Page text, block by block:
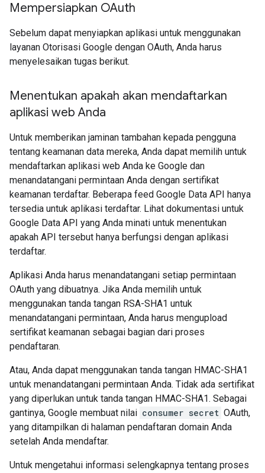
Mempersiapkan OAuth
Sebelum dapat menyiapkan aplikasi untuk menggunakan
layanan Otorisasi Google dengan OAuth, Anda harus
menyelesaikan tugas berikut.
Menentukan apakah akan mendaftarkan
aplikasi web Anda
Untuk memberikan jaminan tambahan kepada pengguna
tentang keamanan data mereka, Anda dapat memilih untuk
mendaftarkan aplikasi web Anda ke Google dan
menandatangani permintaan Anda dengan sertifikat
keamanan terdaftar. Beberapa feed Google Data API hanya
tersedia untuk aplikasi terdaftar. Lihat dokumentasi untuk
Google Data API yang Anda minati untuk menentukan
apakah API tersebut hanya berfungsi dengan aplikasi
terdaftar.
Aplikasi Anda harus menandatangani setiap permintaan
OAuth yang dibuatnya. Jika Anda memilih untuk
menggunakan tanda tangan RSA-SHA1 untuk
menandatangani permintaan, Anda harus mengupload
sertifikat keamanan sebagai bagian dari proses
pendaftaran.
Atau, Anda dapat menggunakan tanda tangan HMAC-SHA1
untuk menandatangani permintaan Anda. Tidak ada sertifikat
yang diperlukan untuk tanda tangan HMAC-SHA1. Sebagai
gantinya, Google membuat nilai consumer secret OAuth,
yang ditampilkan di halaman pendaftaran domain Anda
setelah Anda mendaftar.
Untuk mengetahui informasi selengkapnya tentang proses